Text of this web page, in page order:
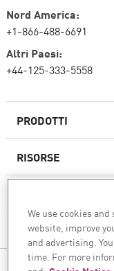
PRODOTTI
Firewall di nuova
Sicurezza della
WAF
RISORSE
AZIENDA
Nord America:
+1-866-488-6691
Altri Paesi:
+44-125-333-5558
We use cookies
website, improve
and advertising.
time. For more